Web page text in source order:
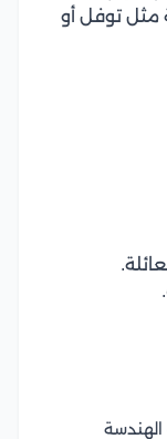
مثل توفل أو
الهندسة